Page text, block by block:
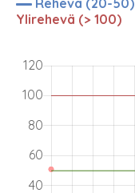
Ylirehevä (> 100)